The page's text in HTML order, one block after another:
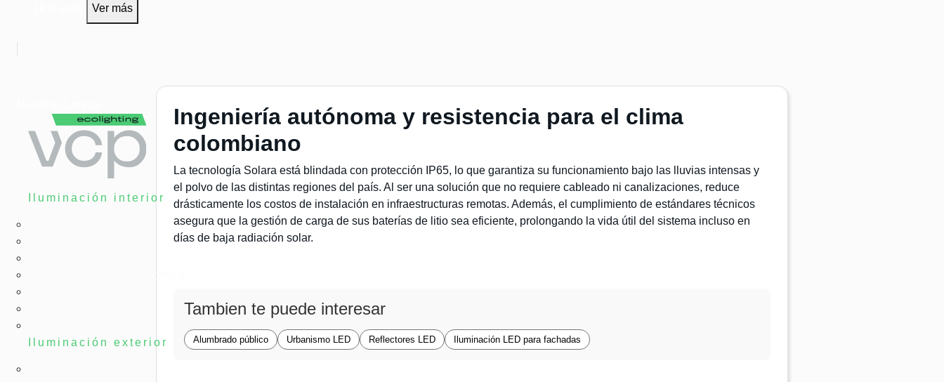
Ver más
Ingeniería autónoma y resistencia para el clima
colombiano
La tecnología Solara está blindada con protección IP65, lo que garantiza su funcionamiento bajo las lluvias intensas y
el polvo de las distintas regiones del país. Al ser una solución que no requiere cableado ni canalizaciones, reduce
drásticamente los costos de instalación en infraestructuras remotas. Además, el cumplimiento de estándares técnicos
asegura que la gestión de carga de sus baterías de litio sea eficiente, prolongando la vida útil del sistema incluso en
días de baja radiación solar.
Tambien te puede interesar
Alumbrado público Urbanismo LED Reflectores LED Iluminación LED para fachadas
Iluminación interior
Iluminación LED arquitectónica
Iluminación exterior